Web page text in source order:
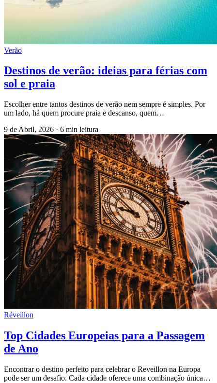
Verão
Destinos de verão: ideias para férias com
sol e praia
Escolher entre tantos destinos de verão nem sempre é simples. Por
um lado, há quem procure praia e descanso, quem…
9 de Abril, 2026 · 6 min leitura
Réveillon
Top Cidades Europeias para a Passagem
de Ano
Encontrar o destino perfeito para celebrar o Reveillon na Europa
pode ser um desafio. Cada cidade oferece uma combinação única…